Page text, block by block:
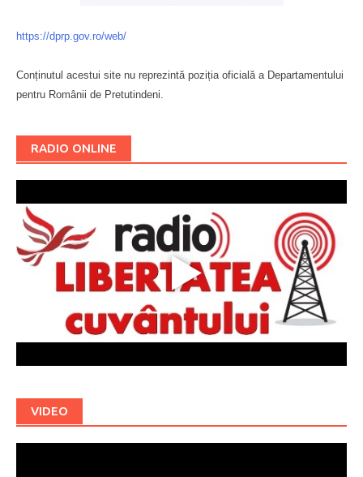
https://dprp.gov.ro/web/
Conținutul acestui site nu reprezintă poziția oficială a Departamentului
pentru Românii de Pretutindeni.
RADIO ONLINE
VIDEO